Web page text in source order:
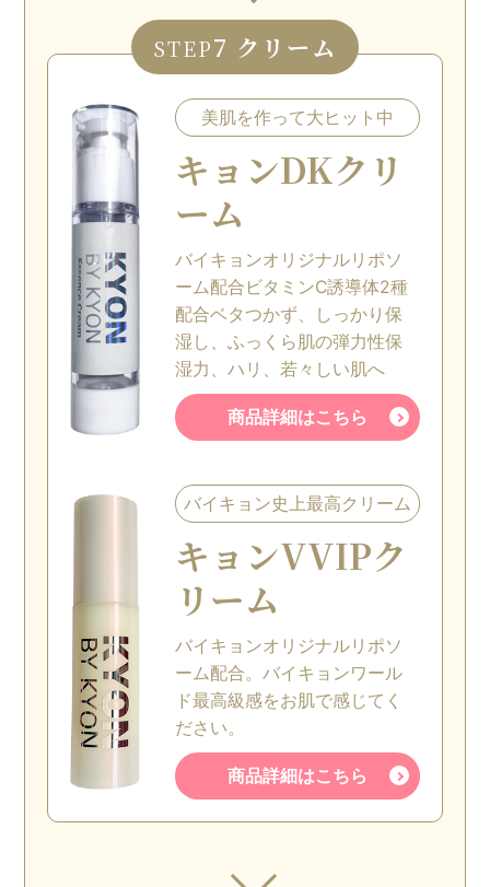
STEP7 クリーム
美肌を作って大ヒット中
キョンDKクリ
ーム
バイキョンオリジナルリポソ
ーム配合ビタミンC誘導体2種
配合ベタつかず、しっかり保
湿し、ふっくら肌の弾力性保
湿力、ハリ、若々しい肌へ
商品詳細はこちら
バイキョン史上最高クリーム
キョンVVIPク
リーム
バイキョンオリジナルリポソ
ーム配合。バイキョンワール
ド最高級感をお肌で感じてく
ださい。
商品詳細はこちら